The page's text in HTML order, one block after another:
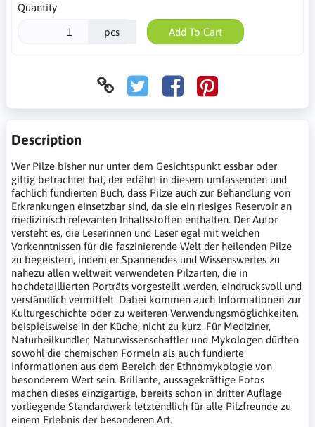
Quantity
pcs Add To Cart
Description
Wer Pilze bisher nur unter dem Gesichtspunkt essbar oder
giftig betrachtet hat, der erfährt in diesem umfassenden und
fachlich fundierten Buch, dass Pilze auch zur Behandlung von
Erkrankungen einsetzbar sind, da sie ein riesiges Reservoir an
medizinisch relevanten Inhaltsstoffen enthalten. Der Autor
versteht es, die Leserinnen und Leser egal mit welchen
Vorkenntnissen für die faszinierende Welt der heilenden Pilze
zu begeistern, indem er Spannendes und Wissenswertes zu
nahezu allen weltweit verwendeten Pilzarten, die in
hochdetaillierten Porträts vorgestellt werden, eindrucksvoll und
verständlich vermittelt. Dabei kommen auch Informationen zur
Kulturgeschichte oder zu weiteren Verwendungsmöglichkeiten,
beispielsweise in der Küche, nicht zu kurz. Für Mediziner,
Naturheilkundler, Naturwissenschaftler und Mykologen dürften
sowohl die chemischen Formeln als auch fundierte
Informationen aus dem Bereich der Ethnomykologie von
besonderem Wert sein. Brillante, aussagekräftige Fotos
machen dieses einzigartige, bereits schon in dritter Auflage
vorliegende Standardwerk letztendlich für alle Pilzfreunde zu
einem Erlebnis der besonderen Art.